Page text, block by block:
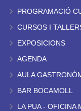
PROGRAMACIÓ
CURSOS I
EXPOSICIONS
AGENDA
AULA
BAR BOCAMOLL
LA PUA - OFICINA